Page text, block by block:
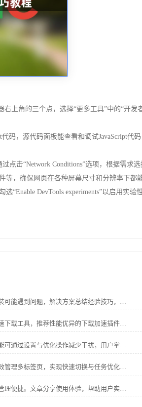
上角的三个点，选择“更多工具”中的“开发
码，源代码面板能查看和调试JavaScript代
击“Network Conditions”选项，根据需求选
，确保网页在各种屏幕尺寸和分辨率下都
“Enable DevTools experiments”以启用实验
Chrome浏览器正版下载安装可能遇到问题，解决方案总结经验技巧，帮助用户快速完成操作。
评测多款Chrome浏览器高速下载工具，推荐性能优异的下载加速插件。助力用户实现更快速稳定的文件下载体验。
Chrome浏览器广告屏蔽功能可通过设置与优化操作减少干扰，用户掌握技巧可获得更加清爽顺畅的网页浏览体验。
Chrome浏览器下载后可高效管理多标签页，实现快速切换与任务优化。教程提供操作步骤、管理技巧及方法，提高浏览效率。
Chrome浏览器标签页分组管理便捷。文章分享使用体验，帮助用户实现多任务高效浏览和标签整理，提高操作效率。